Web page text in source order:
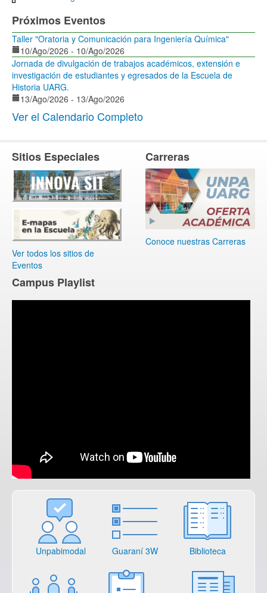
Próximos Eventos
Taller "Oratoria y Comunicación para Ingeniería Química"
10/Ago/2026 - 10/Ago/2026
Jornada de divulgación de trabajos académicos, extensión e
investigación de estudiantes y egresados de la Escuela de
Historia UARG.
13/Ago/2026 - 13/Ago/2026
Ver el Calendario Completo
Sitios Especiales
Ver todos los sitios de
Eventos
Carreras
Conoce nuestras Carreras
Campus Playlist
Unpabimodal Guaraní 3W Biblioteca